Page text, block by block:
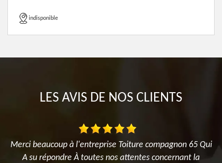
indisponible
LES AVIS DE NOS CLIENTS
Merci beaucoup à l'entreprise Toiture compagnon 65 Qui
A su répondre À toutes nos attentes concernant la